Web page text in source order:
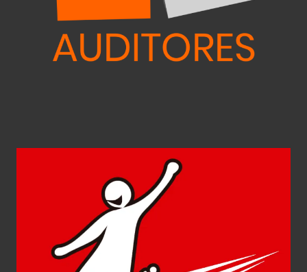
Diseño Gráfico